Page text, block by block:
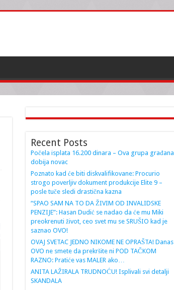
Recent Posts
Počela isplata 16.200 dinara – Ova grupa građana
dobija novac
Poznato kad će biti diskvalifikovane: Procurio
strogo poverljiv dokument produkcije Elite 9 –
posle tuče sledi drastična kazna
“SPAO SAM NA TO DA ŽIVIM OD INVALIDSKE
PENZIJE”: Hasan Dudić se nadao da će mu Miki
preokrenuti život, ceo svet mu se SRUŠIO kad je
saznao OVO!
OVAJ SVETAC JEDNO NIKOME NE OPRAŠTA! Danas
OVO ne smete da prekršite ni POD TAČKOM
RAZNO: Pratiće vas MALER ako…
ANITA LAŽIRALA TRUDNOĆU! Isplivali svi detalji
SKANDALA